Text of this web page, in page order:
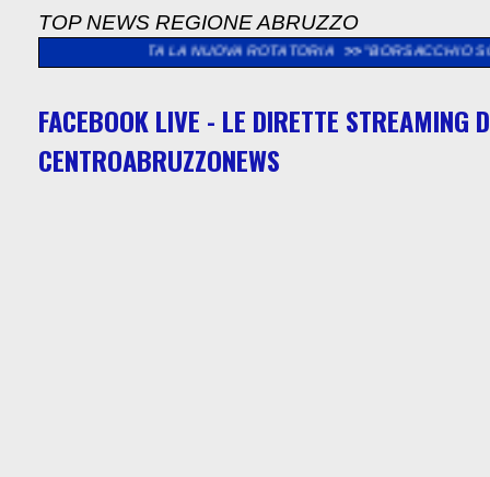
TOP NEWS REGIONE ABRUZZO
LA NUOVA ROTATORIA >> "BORSACCHIO SOTTO LE STELLE
FACEBOOK LIVE - LE DIRETTE STREAMING
CENTROABRUZZONEWS